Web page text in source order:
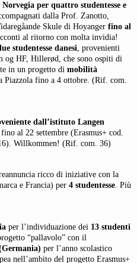
per quattro studentesse e
dalla Prof. Zanotto,
Skule di Hoyanger fino al
al ritorno con molta invidia!
studentesse danesi, provenienti
og HF, Hillerød, che sono ospiti di
in un progetto di mobilità
Piazzola fino a 4 ottobre. (Rif. com.
dall’istituto Langen
al 22 settembre (Erasmus+ cod.
Willkommen! (Rif. com. 36)
ricco di iniziative con la
e Francia) per 4 studentesse. Più
per l’individuazione dei 13 studenti
“pallavolo” con il
per l’anno scolastico
nell’ambito del progetto Erasmus+